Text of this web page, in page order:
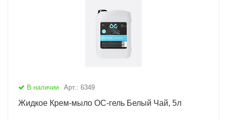
В наличии Арт.: 6349
Жидкое Крем-мыло ОС-гель Белый Чай, 5л